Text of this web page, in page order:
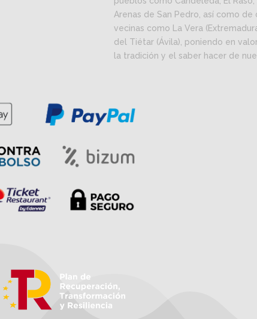
Arenas de San Pedro, así como de
vecinas como La Vera
del Tiétar (Ávila), poniendo en
la tradición y el saber hacer de